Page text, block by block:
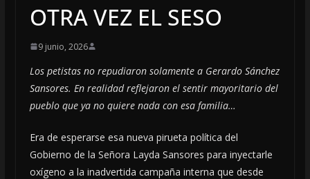
OTRA VEZ EL SESO
9 junio, 2026
Los petistas no repudiaron solamente a Gerardo Sánchez
Sansores. En realidad reflejaron el sentir mayoritario del
pueblo que ya no quiere nada con esa familia…
Era de esperarse esa nueva pirueta política del
Gobierno de la Señora Layda Sansores para inyectarle
oxígeno a la inadvertida campaña interna que desde